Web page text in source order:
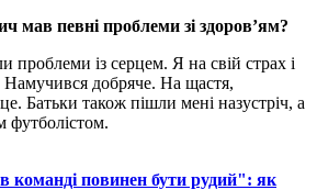
мав певні проблеми зі здоров’ям?
проблеми із серцем. Я на свій страх і
Намучився добряче. На щастя,
Батьки також пішли мені назустріч, а
футболістом.
команді повинен бути рудий": як